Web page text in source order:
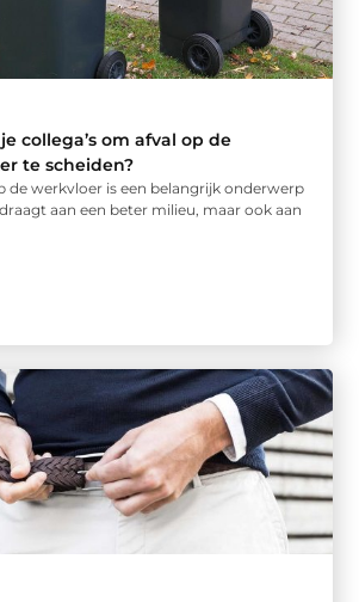
collega’s om afval op de
te scheiden?
de werkvloer is een belangrijk onderwerp
aan een beter milieu, maar ook aan